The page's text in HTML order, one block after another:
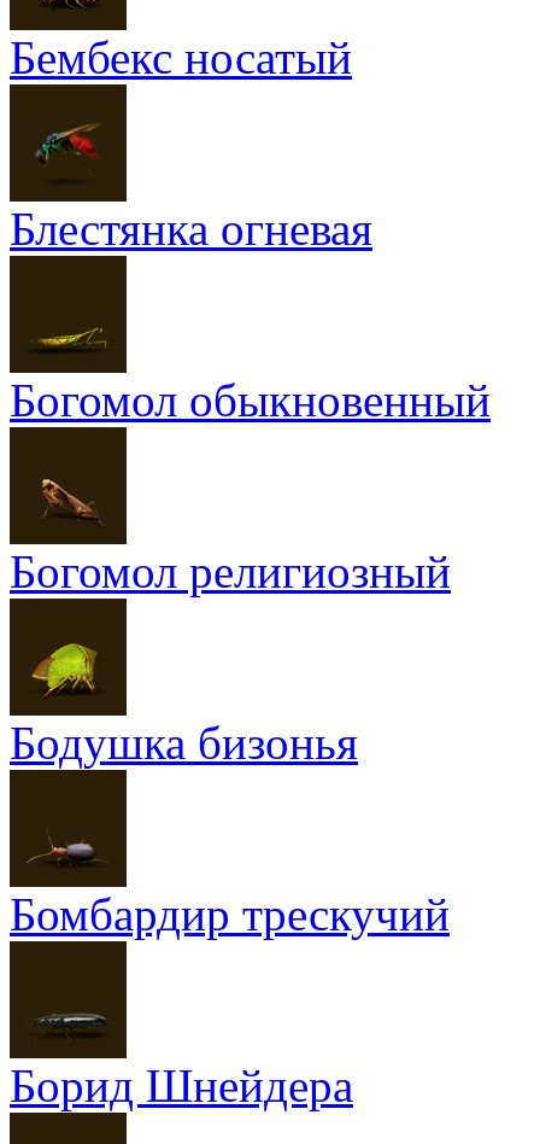
Бембекс носатый
Блестянка огневая
Богомол обыкновенный
Богомол религиозный
Бодушка бизонья
Бомбардир трескучий
Борид Шнейдера